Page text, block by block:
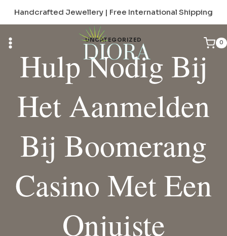
content
Handcrafted Jewellery | Free International Shipping
0
UNCATEGORIZED
Hulp Nodig Bij
Het Aanmelden
Bij Boomerang
Casino Met Een
Onjuiste